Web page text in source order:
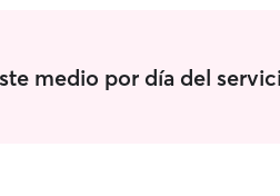
medio por día del